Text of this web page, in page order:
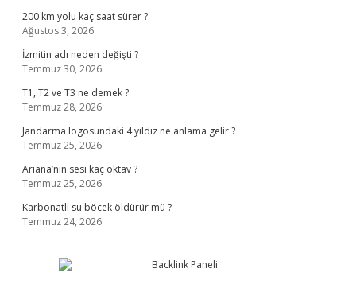
200 km yolu kaç saat sürer ?
Ağustos 3, 2026
İzmitin adı neden değişti ?
Temmuz 30, 2026
T1, T2 ve T3 ne demek ?
Temmuz 28, 2026
Jandarma logosundaki 4 yıldız ne anlama gelir ?
Temmuz 25, 2026
Ariana’nın sesi kaç oktav ?
Temmuz 25, 2026
Karbonatlı su böcek öldürür mü ?
Temmuz 24, 2026